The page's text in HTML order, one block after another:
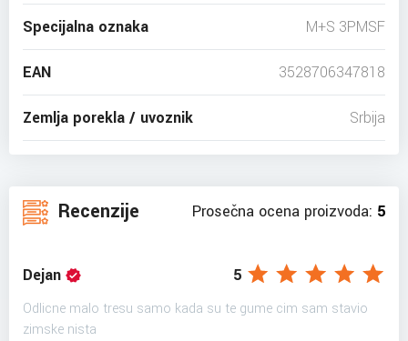
Specijalna oznaka M+S 3PMSF
EAN 3528706347818
Zemlja porekla / uvoznik Srbija
Recenzije Prosečna ocena proizvoda: 5
Dejan 5
Odlicne malo tresu samo kada su te gume cim sam stavio
zimske nista